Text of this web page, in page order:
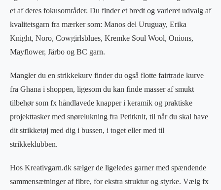
et af deres fokusområder. Du finder et bredt og varieret udvalg af
kvalitetsgarn fra mærker som: Manos del Uruguay, Erika
Knight, Noro, Cowgirlsblues, Kremke Soul Wool, Onions,
Mayflower, Järbo og BC garn.
Mangler du en strikkekurv finder du også flotte fairtrade kurve
fra Ghana i shoppen, ligesom du kan finde masser af smukt
tilbehør som fx håndlavede knapper i keramik og praktiske
projekttasker med snørelukning fra Petitknit, til når du skal have
dit strikketøj med dig i bussen, i toget eller med til
strikkeklubben.
Hos Kreativgarn.dk sælger de ligeledes garner med spændende
sammensætninger af fibre, for ekstra struktur og styrke. Vælg fx